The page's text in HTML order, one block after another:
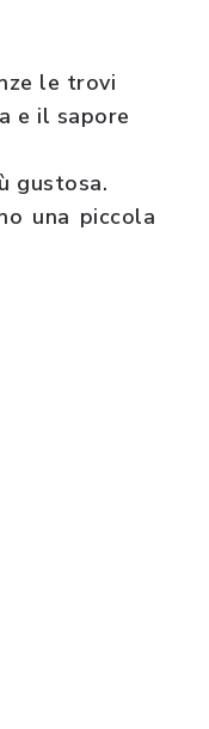
le trovi
e il sapore
gustosa.
una piccola